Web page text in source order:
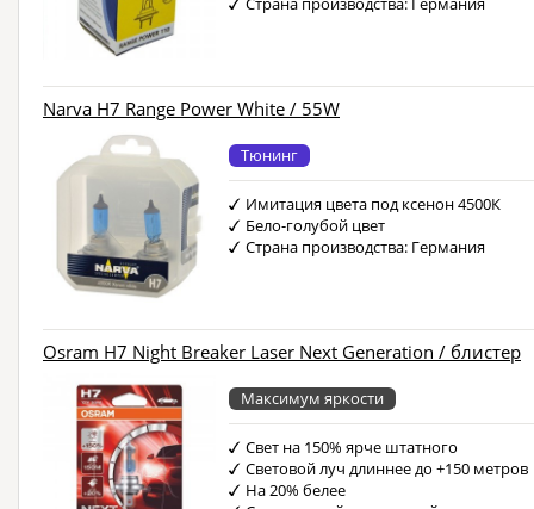
Narva H7 Range Power White / 55W
Тюнинг
Имитация цвета под ксенон 4500К
Бело-голубой цвет
Страна производства: Германия
Osram H7 Night Breaker Laser Next Generation / блистер
Максимум яркости
Свет на 150% ярче штатного
Световой луч длиннее до +150 метров
На 20% белее